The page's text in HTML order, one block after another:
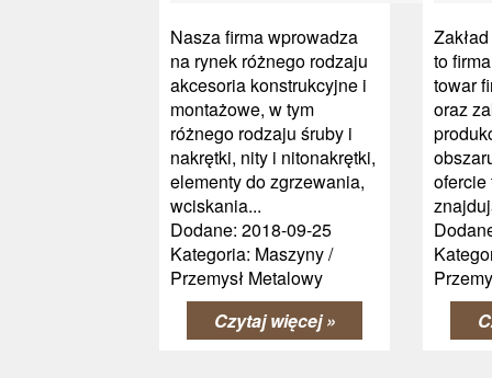
Nasza firma wprowadza
na rynek różnego rodzaju
akcesoria konstrukcyjne i
montażowe, w tym
różnego rodzaju śruby i
nakrętki, nity i nitonakrętki,
elementy do zgrzewania,
wciskania...
Dodane: 2018-09-25
Kategoria: Maszyny /
Przemysł Metalowy
Czytaj więcej »
to
towar
oraz
ofercie